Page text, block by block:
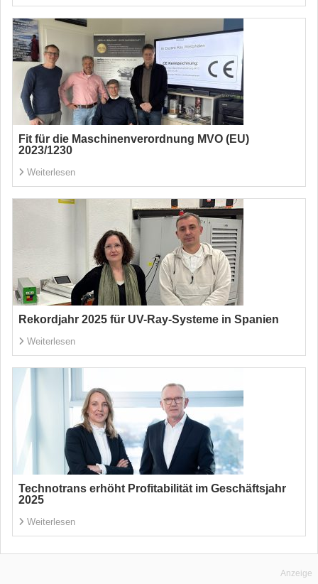
Fit für die Maschinenverordnung MVO (EU)
2023/1230
Weiterlesen
Rekordjahr 2025 für UV-Ray-Systeme in Spanien
Weiterlesen
Technotrans erhöht Profitabilität im Geschäftsjahr
2025
Weiterlesen
Anzeige